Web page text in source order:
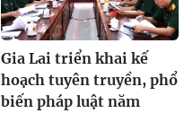
Gia Lai triển khai kế
hoạch tuyên truyền, phổ
biến pháp luật năm